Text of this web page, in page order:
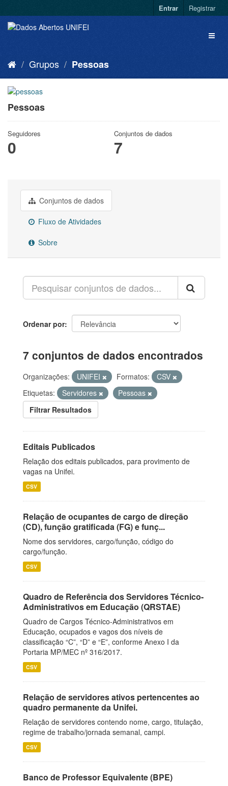
Entrar Registrar
Grupos Pessoas
Pessoas
Seguidores
0
Conjuntos de dados
7
Conjuntos de dados
Fluxo de Atividades
Sobre
Ordenar por
7 conjuntos de dados encontrados
Organizações: UNIFEI Formatos:
CSV
Etiquetas:
Servidores
Pessoas
Filtrar Resultados
Editais Publicados
Relação dos editais publicados, para provimento de
vagas na Unifei.
CSV
Relação de ocupantes de cargo de direção
(CD), função gratificada (FG) e funç...
Nome dos servidores, cargo/função, código do
cargo/função.
CSV
Quadro de Referência dos Servidores Técnico-
Administrativos em Educação (QRSTAE)
Quadro de Cargos Técnico-Administrativos em
Educação, ocupados e vagos dos níveis de
classificação “C”, “D” e “E”, conforme Anexo I da
Portaria MP/MEC nº 316/2017.
CSV
Relação de servidores ativos pertencentes ao
quadro permanente da Unifei.
Relação de servidores contendo nome, cargo, titulação,
regime de trabalho/jornada semanal, campi.
CSV
Banco de Professor Equivalente (BPE)